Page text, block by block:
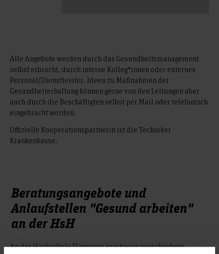
Alle Angebote werden durch das Gesundheitsmanagement
selbst erbracht, durch interne Kolleg*innen oder externes
Personal/Dienstleister. Ideen zu Maßnahmen der
Gesundheiterhaltung können gerne von den Leitungen aber
auch durch die Beschäftigten selbst per Mail oder telefonisch
eingebracht werden.
Offizielle Kooperationspartnerin ist die Techniker
Krankenkasse.
Beratungsangebote und
Anlaufstellen "Gesund arbeiten"
an der HsH
An der Hochschule Hannover existieren verschiedene